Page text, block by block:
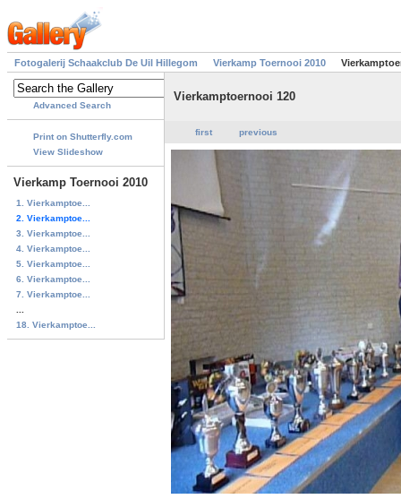
Fotogalerij Schaakclub De Uil Hillegom Vierkamp Toernooi 2010
Advanced Search
Print on Shutterfly.com
View Slideshow
Vierkamp Toernooi 2010
1. Vierkamptoe...
2. Vierkamptoe...
3. Vierkamptoe...
4. Vierkamptoe...
5. Vierkamptoe...
6. Vierkamptoe...
7. Vierkamptoe...
18. Vierkamptoe...
Vierkamptoernooi 120
first previous